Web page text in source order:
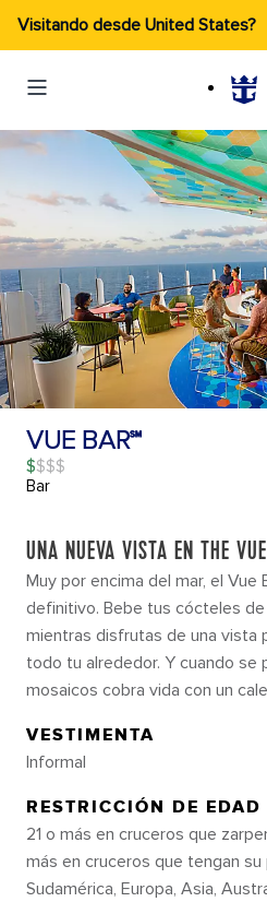
Visitando desde United States?
VUE BAR℠
$
Bar
UNA NUEVA VISTA EN THE VUE
Muy por encima del mar, el Vue
definitivo. Bebe tus cócteles
mientras disfrutas de una vista
todo tu alrededor. Y cuando se
mosaicos cobra vida con un
VESTIMENTA
Informal
RESTRICCIÓN DE EDAD
21 o más en cruceros que
más en cruceros que tengan
Sudamérica, Europa, Asia,